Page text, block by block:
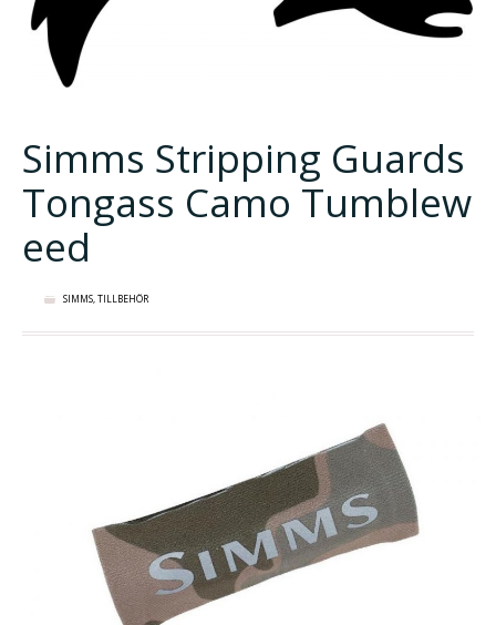
Simms Stripping Guards
Tongass Camo Tumblew
eed
SIMMS,TILLBEHÖR